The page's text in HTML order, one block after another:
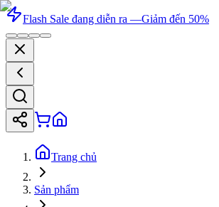
Flash Sale đang diễn ra —Giảm đến 50%
Trang chủ
Sản phẩm